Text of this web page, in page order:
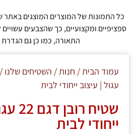
כל התמונות של המוצרים המוצגים באתר
ספציפיים ומקצועיים, כך שהצבעים
התאורה, כמו כן גם
עמוד הבית/ חנות/ השטיחים שלנו
עגול | עיצוב ייחודי לבית
שטיח
ייחודי לבית